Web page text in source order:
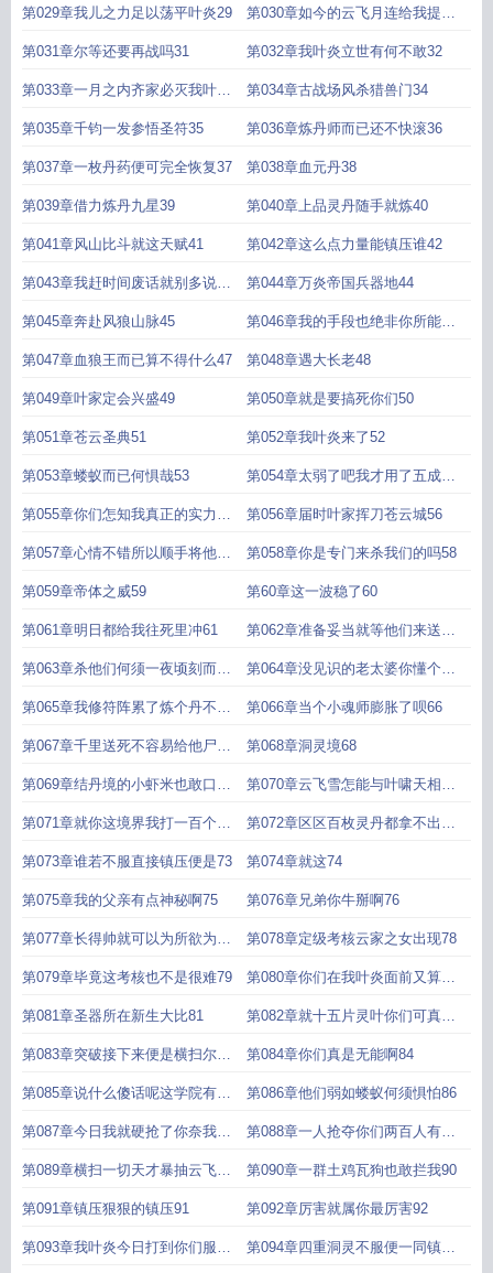
罢了28
第029章我儿之力足以荡平叶炎29 第030章如今的云飞月连给我提鞋
都不配30
第031章尔等还要再战吗31 第032章我叶炎立世有何不敢32
第033章一月之内齐家必灭我叶炎
说的33
第034章古战场风杀猎兽门34
第035章千钧一发参悟圣符35 第036章炼丹师而已还不快滚36
第037章一枚丹药便可完全恢复37 第038章血元丹38
第039章借力炼丹九星39 第040章上品灵丹随手就炼40
第041章风山比斗就这天赋41 第042章这么点力量能镇压谁42
第043章我赶时间废话就别多说了
43
第044章万炎帝国兵器地44
第045章奔赴风狼山脉45 第046章我的手段也绝非你所能比
46
第047章血狼王而已算不得什么47 第048章遇大长老48
第049章叶家定会兴盛49 第050章就是要搞死你们50
第051章苍云圣典51 第052章我叶炎来了52
第053章蝼蚁而已何惧哉53 第054章太弱了吧我才用了五成力
54
第055章你们怎知我真正的实力只
有那么一点55
第056章届时叶家挥刀苍云城56
第057章心情不错所以顺手将他杀
了57
第058章你是专门来杀我们的吗58
第059章帝体之威59 第60章这一波稳了60
第061章明日都给我往死里冲61 第062章准备妥当就等他们来送死
了62
第063章杀他们何须一夜顷刻而已
63
第064章没见识的老太婆你懂个卵
64
第065章我修符阵累了炼个丹不行
吗65
第066章当个小魂师膨胀了呗66
第067章千里送死不容易给他尸体
上留个名吧67
第068章洞灵境68
第069章结丹境的小虾米也敢口出
狂言69
第070章云飞雪怎能与叶啸天相比
70
第071章就你这境界我打一百个很
轻松71
第072章区区百枚灵丹都拿不出你
怕是穷鬼吧72
第073章谁若不服直接镇压便是73 第074章就这74
第075章我的父亲有点神秘啊75 第076章兄弟你牛掰啊76
第077章长得帅就可以为所欲为吗
77
第078章定级考核云家之女出现78
第079章毕竟这考核也不是很难79 第080章你们在我叶炎面前又算什
么东西80
第081章圣器所在新生大比81 第082章就十五片灵叶你们可真穷
啊82
第083章突破接下来便是横扫尔等
之时83
第084章你们真是无能啊84
第085章说什么傻话呢这学院有能
淘汰我的人吗85
第086章他们弱如蝼蚁何须惧怕86
第087章今日我就硬抢了你奈我何
87
第088章一人抢夺你们两百人有什
么好奇怪的吗88
第089章横扫一切天才暴抽云飞霞
的脸89
第090章一群土鸡瓦狗也敢拦我90
第091章镇压狠狠的镇压91 第092章厉害就属你最厉害92
第093章我叶炎今日打到你们服气 第094章四重洞灵不服便一同镇压